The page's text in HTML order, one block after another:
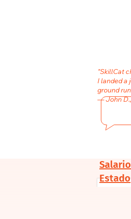
"SkillCat
I landed a
ground
— John
Estado